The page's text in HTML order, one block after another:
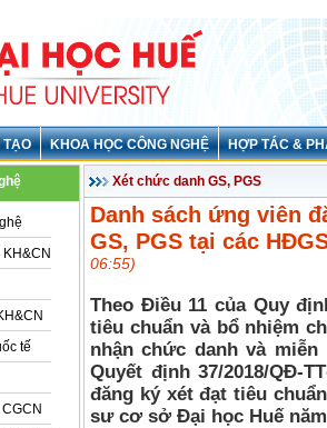
KHOA HỌC CÔNG NGHỆ HỢP TÁC &
tế
Xét chức danh GS, PGS
Danh sách ứng viên
GS, PGS tại các
06:55)
Theo Điều 11 của Quy
tiêu chuẩn và bổ nhiệm
nhận chức danh và miễn
Quyết định 37/2018/QĐ-
đăng ký xét đạt tiêu
sư cơ sở Đại học Huế năm